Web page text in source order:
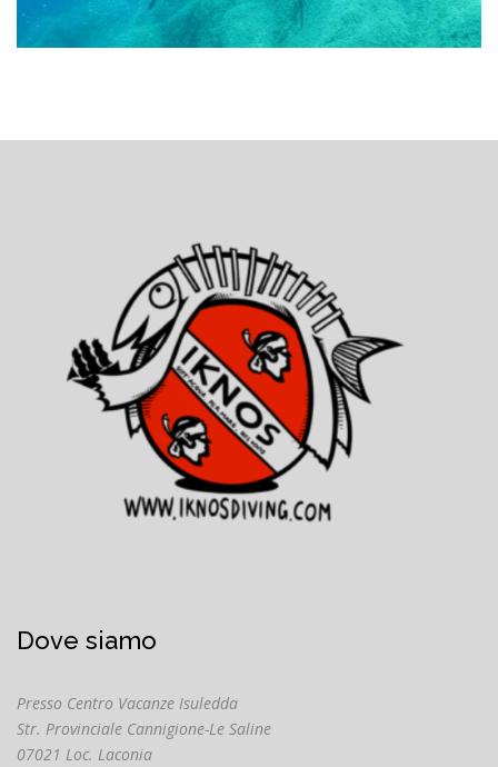
Dove siamo
Presso Centro Vacanze Isuledda
Str. Provinciale Cannigione-Le Saline
07021 Loc. Laconia